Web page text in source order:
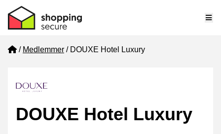
Home
Medlemmer DOUXE Hotel Luxury
DOUXE Hotel Luxury